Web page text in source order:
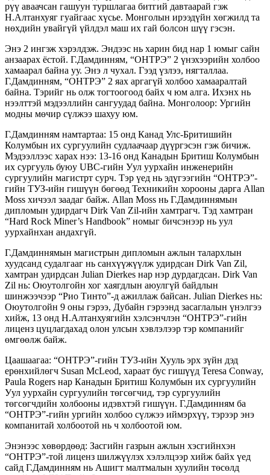
рүү аваачсан гашуун туршлагаа битгий давтаарай гэж
Н.Алтанхуяг гуайгаас хүсье. Монголын ирээдүйн хөгжилд та
нөхдийн увайгүй үйлдэл маш их гай болсон шүү гэсэн.
Энэ 2 ингэж хэрэлдэж. Эндээс нь харин бид нар 1 юмыг сайн
анзаарах ёстой. Г.Дамдинням, “ОНТРЭ” 2 үнэхээрийн холбоо
хамаарал байна уу. Энэ л чухал. Гээд үзлээ, нягталлаа.
Г.Дамдинням, “ОНТРЭ” 2 яах аргагүй холбоо хамааралтай
байна. Тэрийг нь олж тогтоогоод байх ч юм алга. Ихэнх нь
нээлттэй мэдээллийн сангуудад байна. Монголоор: Ургийн
модны мөчир сүлжээ шахуу юм.
Г.Дамдинням намтартаа: 15 онд Канад Улс-Бритишийн
Колумбын их сургуулийн судлаачаар дүүргэсэн гэж бичиж.
Мэдээллээс харах нээ: 13-16 онд Канадын Бритиш Колумбын
их сургууль буюу UBC-гийн Уул уурхайн инженерийн
сургуулийн магистрт сурч. Тэр үед нь эдүгээгийн “ОНТРЭ”-
гийн ТУЗ-ийн гишүүн бөгөөд Техникийн хорооны дарга Allan
Moss хичээл заадаг байж. Allan Moss нь Г.Дамдиннямын
дипломын удирдагч Dirk Van Zil-ийн хамтрагч. Тэд хамтран
“Hard Rock Miner’s Handbook” номыг бичсэнээр нь уул
уурхайнхан андахгүй.
Г.Дамдиннямын магистрын дипломын ажлын талархлын
хуудсанд судалгааг нь санхүүжүүлж удирдсан Dirk Van Zil,
хамтран удирдсан Julian Dierkes нар нэр дурдагдсан. Dirk Van
Zil нь: Оюутолгойн хог хаягдлын аюулгүй байдлын
шинжээчээр “Рио Тинто”-д ажиллаж байсан. Julian Dierkes нь:
Оюутолгойн 9 оны гэрээ, Дубайн гэрээнд засаглалын үнэлгээ
хийж, 13 онд Н.Алтанхуягийн хэлсэнчлэн “ОНТРЭ”-гийн
лиценз цуцлагдахад олон улсын хэвлэлээр тэр компанийг
өмгөөлж байж.
Цаашаагаа: “ОНТРЭ”-гийн ТУЗ-ийн Хууль эрх зүйн дэд
ерөнхийлөгч Su­san McLeod, хараат бус гишүүд Teresa Conway,
Paula Rogers нар Канадын Бритиш Колумбын их сургуулийн
Уул уурхайн сургуулийн төгсөгчид, тэр сургуулийн
төгсөгчдийн холбооны идэвхтэй гишүүн. Г.Дамдинням ба
“ОНТРЭ”-гийн ургийн холбоо сүлжээ иймэрхүү, тэрээр энэ
компанитай холбоотой нь ч холбоотой юм.
Энэнээс хөвөрдөөд: Засгийн газрын ажлын хэсгийнхэн
“ОНТРЭ”-той лиценз шилжүүлэх хэлэлцээр хийж байх үед
сайд Г.Дамдинням нь Ашигт малтмалын хуулийн төсөлд